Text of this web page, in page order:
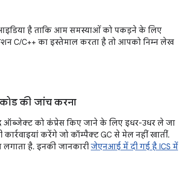
है ताकि आम समस्याओं को पकड़ने के लिए
C/C++ का इस्तेमाल करता है तो आपको निम्न लेख
की जांच करना
ऑब्जेक्ट को कंप्रेस किए जाने के लिए इधर-उधर ले जा
करेंगे जो कॉम्पैक्ट GC से मेल नहीं खातीं.
है. इनकी जानकारी जेएनआई में दी गई है ICS में